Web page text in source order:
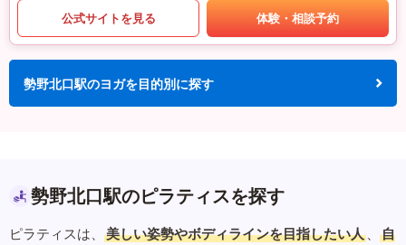
公式サイトを見る 体験・相談予約
勢野北口駅のヨガを目的別に探す
勢野北口駅のピラティスを探す
ピラティスは、 美しい姿勢やボディラインを目指したい人 、
自